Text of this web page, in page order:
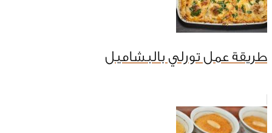
طريقة عمل تورلي بالبشاميل